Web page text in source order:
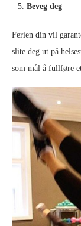
Beveg deg
Ferien din vil
slite deg ut på
som mål å fullføre